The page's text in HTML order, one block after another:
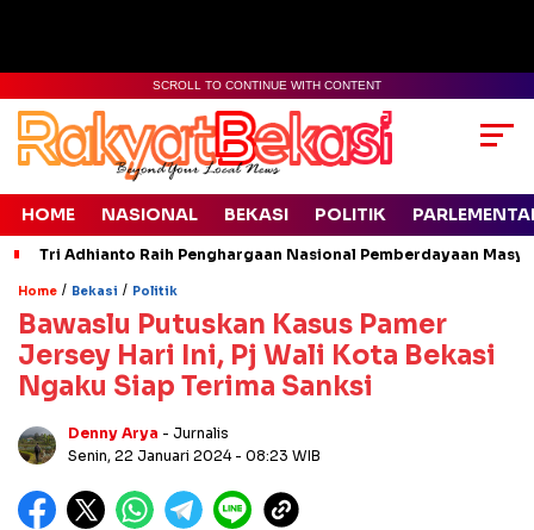
SCROLL TO CONTINUE WITH CONTENT
HOME NASIONAL BEKASI POLITIK
Tri Adhianto Raih Penghargaan Nasional Pemberdayaan
Home / Bekasi / Politik
Bawaslu Putuskan Kasus Pamer
Jersey Hari Ini, Pj Wali Kota Bekasi
Ngaku Siap Terima Sanksi
Denny Arya - Jurnalis
Senin, 22 Januari 2024 - 08:23 WIB